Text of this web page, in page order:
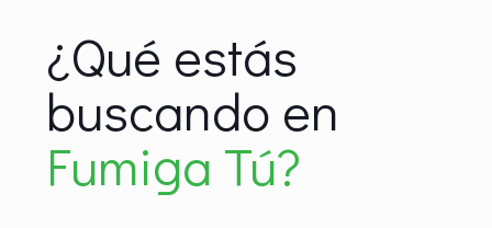
¿Qué estás
buscando en
Fumiga Tú?